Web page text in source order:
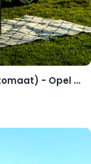
Ecologische Zelfbouw Camper (Automaat) - Opel Movano 2015 – Richard